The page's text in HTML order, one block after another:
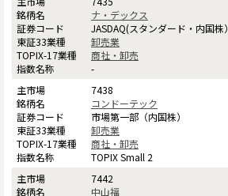
ナ・デックス
JASDAQ(スタンダード・内国株）
卸売業
商社・卸売
-
7438
コンドーテック
市場第一部（内国株）
卸売業
商社・卸売
TOPIX Small 2
7442
中山福